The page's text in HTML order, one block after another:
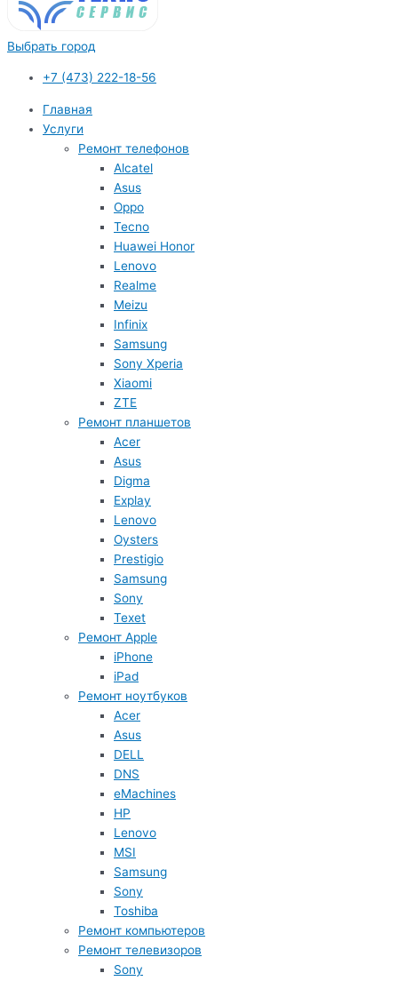
Выбрать город
+7 (473) 222-18-56
Главная
Услуги
Ремонт телефонов
Alcatel
Asus
Oppo
Tecno
Huawei Honor
Lenovo
Realme
Meizu
Infinix
Samsung
Sony Xperia
Xiaomi
ZTE
Ремонт планшетов
Acer
Asus
Digma
Explay
Lenovo
Oysters
Prestigio
Samsung
Sony
Texet
Ремонт Apple
iPhone
iPad
Ремонт ноутбуков
Acer
Asus
DELL
DNS
eMachines
HP
Lenovo
MSI
Samsung
Sony
Toshiba
Ремонт компьютеров
Ремонт телевизоров
Sony